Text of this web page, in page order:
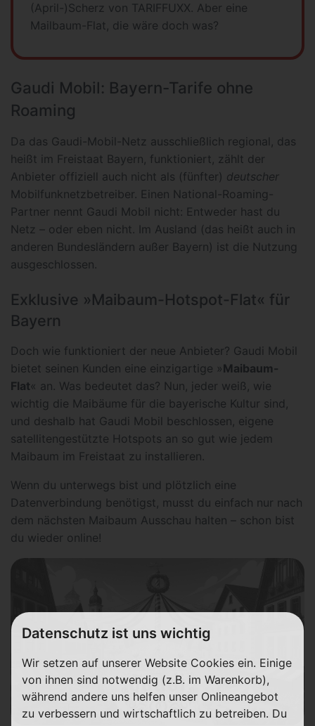
(April-)Scherz von TARIFFUXX. Aber eine
Mailbaum-Flat, die wäre doch was?
Gaudi Mobil: Bayern-Tarife ohne
Roaming
Da das Gaudi-Mobil-Netz ausschließlich regional, das
heißt im Freistaat Bayern, funktioniert, zählt der
Anbieter offiziell auch nicht als (fünfter) deutscher
Mobilfunknetzbetreiber. Einen National-Roaming-
Partner nennt Gaudi Mobil nicht: Entweder hast du
Netz – oder eben nicht. Im Ausland (das heißt auch in
anderen Bundesländern außer Bayern) ist die Nutzung
ausgeschlossen.
Exklusive »Maibaum-Hotspot-Flat« für
Bayern
Doch wie funktioniert der neue Anbieter? Gaudi Mobil
bietet seinen Kunden eine einzigartige »Maibaum-
Flat« an. Was bedeutet das? Nun, jeder weiß, wie
wichtig die Maibäume für die bayerische Kultur sind,
und deshalb hat Gaudi Mobil beschlossen, eigene
satellitengestützte Hotspots an so gut wie jedem
Maibaum im Freistaat zu installieren.
Wenn du unterwegs bist und plötzlich eine
Datenverbindung benötigst, musst du einfach nur nach
dem nächsten Maibaum Ausschau halten – schon bist
du wieder online!
Datenschutz ist uns wichtig
Wir setzen auf unserer Website Cookies ein. Einige
von ihnen sind notwendig (z.B. im Warenkorb),
während andere uns helfen unser Onlineangebot
zu verbessern und wirtschaftlich zu betreiben. Du